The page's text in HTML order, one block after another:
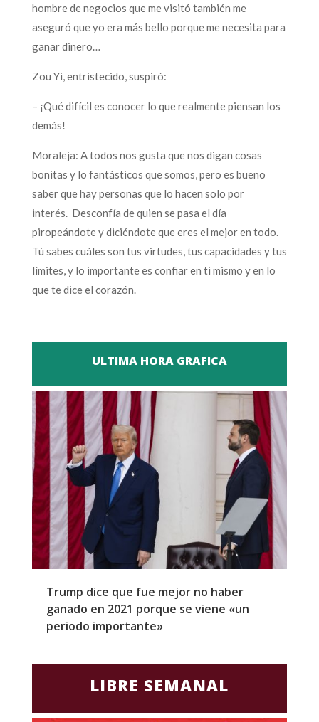
hombre de negocios que me visitó también me
aseguró que yo era más bello porque me necesita para
ganar dinero…
Zou Yi, entristecido, suspiró:
– ¡Qué difícil es conocer lo que realmente piensan los
demás!
Moraleja: A todos nos gusta que nos digan cosas
bonitas y lo fantásticos que somos, pero es bueno
saber que hay personas que lo hacen solo por
interés. Desconfía de quien se pasa el día
piropeándote y diciéndote que eres el mejor en todo.
Tú sabes cuáles son tus virtudes, tus capacidades y tus
límites, y lo importante es confiar en ti mismo y en lo
que te dice el corazón.
ULTIMA HORA GRAFICA
Trump dice que fue mejor no haber
ganado en 2021 porque se viene «un
periodo importante»
LIBRE SEMANAL